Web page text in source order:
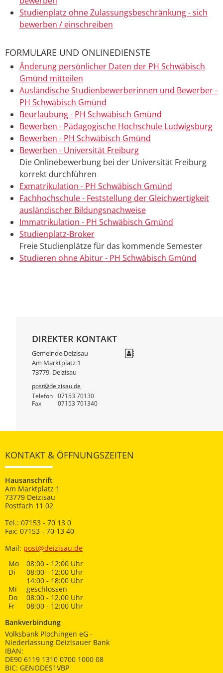
Studienplatz ohne Zulassungsbeschränkung - sich
bewerben / einschreiben
FORMULARE UND ONLINEDIENSTE
Änderung persönlicher Daten der PH Schwäbisch
Gmünd mitteilen
Ausländische Studienbewerberinnen und Bewerber -
PH Schwäbisch Gmünd
Beurlaubung - PH Schwäbisch Gmünd
Bewerben - Pädagogische Hochschule Ludwigsburg
Bewerben - PH Schwäbisch Gmünd
Bewerben - Universität Freiburg
Die Onlinebewerbung bei der Universität Freiburg
korrekt durchführen
Exmatrikulation - PH Schwäbisch Gmünd
Fachhochschule - Feststellung der Gleichwertigkeit
ausländischer Bildungsnachweise
Immatrikulation - PH Schwäbisch Gmünd
Studienplatz-Broker
Freie Studienplätze für das kommende Semester
Studieren ohne Abitur - PH Schwäbisch Gmünd
DIREKTER KONTAKT
Gemeinde Deizisau
Am Marktplatz 1
73779 Deizisau
post@deizisau.de
Telefon
07153 70130
Fax 07153 701340
KONTAKT & ÖFFNUNGSZEITEN
Hausanschrift
Am Marktplatz 1
73779 Deizisau
Postfach 11 02
Tel.: 07153 - 70 13 0
Fax: 07153 - 70 13 40
Mail: post@deizisau.de
Mo
08:00 - 12:00 Uhr
Di
08:00 - 12:00 Uhr
14:00 - 18:00 Uhr
Mi
geschlossen
Do
08:00 - 12.00 Uhr
Fr
08:00 - 12:00 Uhr
Bankverbindung
Volksbank Plochingen eG -
Niederlassung Deizisauer Bank
IBAN:
DE90 6119 1310 0700 1000 08
BIC: GENODES1VBP